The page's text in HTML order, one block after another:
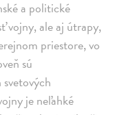
a politické
vojny, ale aj útrapy,
priestore, vo
sú
je neľahké